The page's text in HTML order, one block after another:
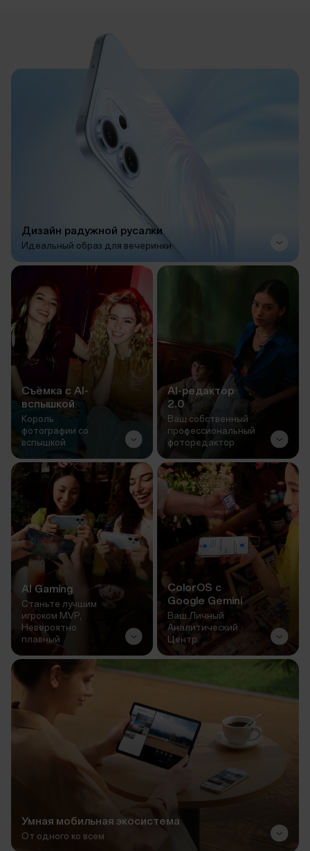
Дизайн радужной русалки
Идеальный образ для вечеринки
Cъёмка с AI-
вспышкой
Король
фотографии со
вспышкой
AI-редактор
2.0
Ваш собственный
профессиональный
фоторедактор
AI Gaming
Станьте лучшим
игроком MVP,
Невероятно
плавный
ColorOS с
Google Gemini
Ваш Личный
Аналитический
Центр
Умная мобильная экосистема
От одного ко всем